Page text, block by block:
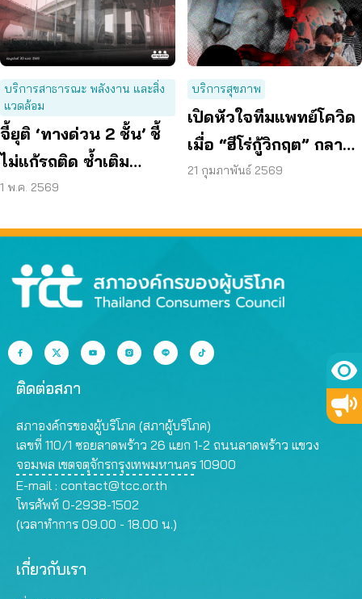
บริการสาธารณะ พลังงาน และสิ่ง
แวดล้อม
จี้ยุติ ‘ทางด่วน 2 ชั้น’ ชี้
ไม่แก้รถติด ซ้ำเติม
ประชาชน
1 พ.ค. 2569
บริการสุขภาพ
เปิดหัวใจทีมแพทย์โควิด
เมื่อ “ฮีโร่กู้วิกฤต” กลาย
เป็น “จำเลย” ในระบบ
21 กุมภาพันธ์ 2569
ติดต่อสภา
สภาองค์กรของผู้บริโภค (สภาผู้บริโภค)
เลขที่ 110/1 ซอยลาดพร้าว 26 แยก 1-2 ถนนลาดพร้าว แขวง
จอมพล เขตจตุจักรกรุงเทพมหานคร 10900
E-mail : contact@tcc.or.th
โทรศัพท์ 0-2938-1502
(เวลาทำการ 09.00 - 18.00 น.)
เกี่ยวกับเรา